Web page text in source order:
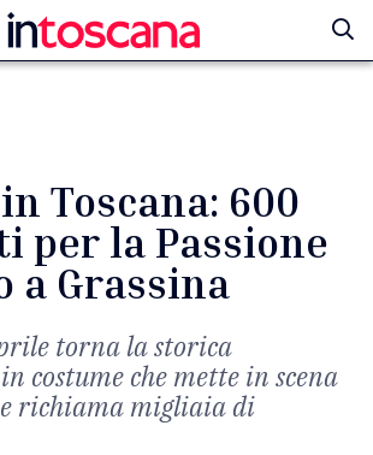
Toscana: 600
per la Passione
a Grassina
torna la storica
costume che mette in scena
richiama migliaia di